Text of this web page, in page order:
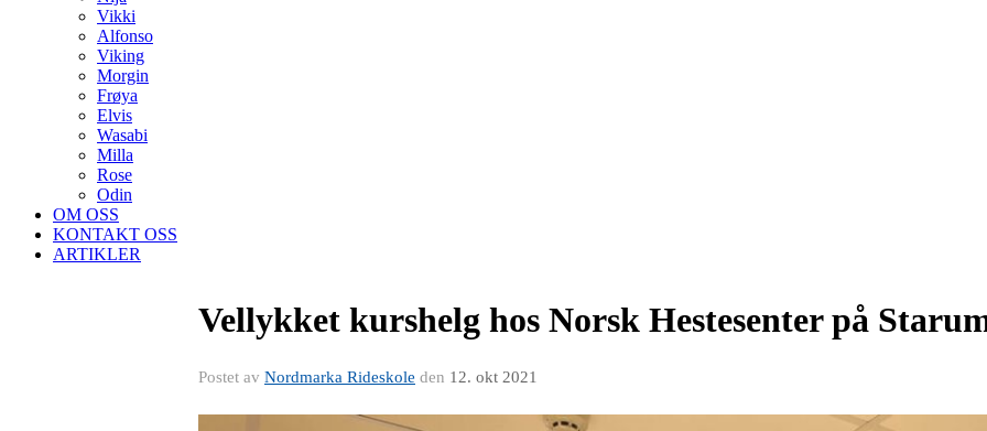
Vikki
Alfonso
Viking
Morgin
Frøya
Elvis
Wasabi
Milla
Rose
Odin
OM OSS
KONTAKT OSS
ARTIKLER
Vellykket kurshelg hos Norsk Hestesenter på
Postet av Nordmarka Rideskole den 12. okt 2021